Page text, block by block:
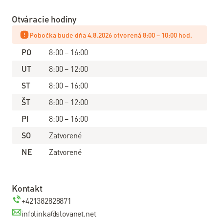
internet
Wi-Fi
internet
Balíček s
Televíziou
Návody
Televízia
Slovanet
Káblová
televízia
Otváracie hodiny
Pobočka bude dňa 4.8.2026 otvorená 8:00 – 10:00 hod.
PO
8:00 – 16:00
UT
8:00 – 12:00
ST
8:00 – 16:00
ŠT
8:00 – 12:00
PI
8:00 – 16:00
SO
Zatvorené
NE
Zatvorené
Kontakt
+421382828871
infolinka@slovanet.net
Zoznam predajní, kde môžete vrátiť svoje zapožičané
zariadenia osobne nájdete tu:
Informácie